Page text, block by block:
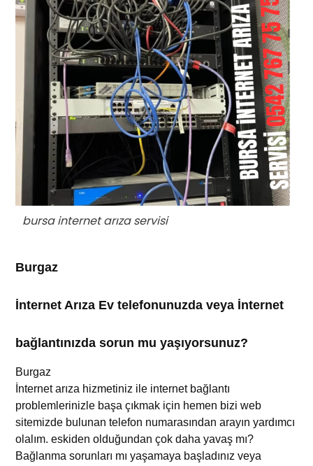
bursa internet arıza servisi
Burgaz
İnternet Arıza Ev telefonunuzda veya İnternet
bağlantınızda sorun mu yaşıyorsunuz?
Burgaz
İnternet arıza hizmetiniz ile internet bağlantı
problemlerinizle başa çıkmak için hemen bizi web
sitemizde bulunan telefon numarasından arayın yardımcı
olalım.eskiden olduğundan çok daha yavaş mı?
Bağlanma sorunları mı yaşamaya başladınız veya